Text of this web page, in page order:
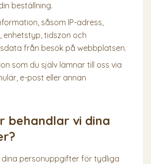
beställning.
såsom IP-adress,
enhetstyp, tidszon och
från besök på webbplatsen.
som du själv lämnar till oss via
e-post eller annan
behandlar vi dina
dina personuppgifter för tydliga